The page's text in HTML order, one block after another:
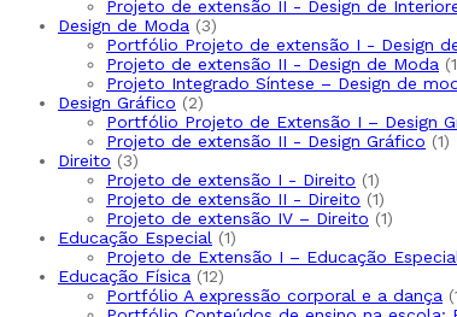
Projeto de extensão II - Design de
Design de Moda
3
Portfólio Projeto de extensão I - Design
Projeto de extensão II - Design de Moda
1
Projeto Integrado Síntese – Design de
Design Gráfico
2
Portfólio Projeto de Extensão I – Design
Projeto de extensão II - Design Gráfico
1
Direito
3
Projeto de extensão I - Direito
1
Projeto de extensão II - Direito
1
Projeto de extensão IV – Direito
1
Educação Especial
1
Projeto de Extensão I – Educação Especial
Educação Física
12
Portfólio A expressão corporal e a dança